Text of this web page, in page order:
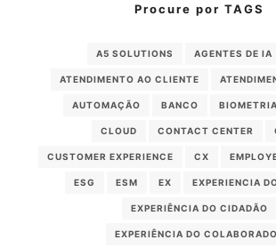
Procure por TAGS
A5 SOLUTIONS AGENTES DE IA
ATENDIMENTO AO CLIENTE
AUTOMAÇÃO BANCO
CLOUD CONTACT CENTER
CUSTOMER EXPERIENCE CX
ESG ESM EX EXPERIENCIA
EXPERIÊNCIA DO CIDADÃO
EXPERIÊNCIA DO